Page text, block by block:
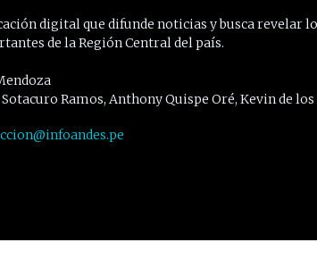
digital que difunde noticias y busca revelar
de la Región Central del país.
Ramos, Anthony Quispe Oré, Kevin de los